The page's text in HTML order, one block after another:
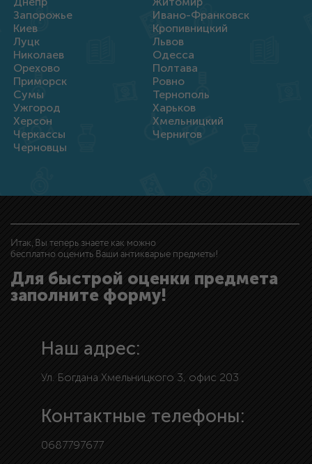
Запорожье
Ивано-Франковск
Киев
Кропивницкий
Луцк
Львов
Николаев
Одесса
Орехово
Полтава
Приморск
Ровно
Сумы
Тернополь
Ужгород
Харьков
Херсон
Хмельницкий
Черкассы
Чернигов
Черновцы
Итак, Вы теперь знаете как можно
бесплатно оценить Ваши антикварые предметы!
Для быстрой оценки предмета
заполните форму!
Наш адрес:
Ул. Богдана Хмельницкого 3, офис 203
Контактные телефоны:
0687797677